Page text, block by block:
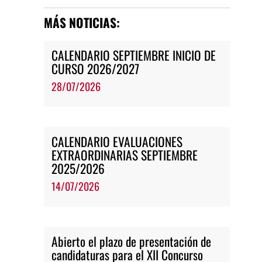
MÁS NOTICIAS:
CALENDARIO SEPTIEMBRE INICIO DE
CURSO 2026/2027
28/07/2026
CALENDARIO EVALUACIONES
EXTRAORDINARIAS SEPTIEMBRE
2025/2026
14/07/2026
Abierto el plazo de presentación de
candidaturas para el XII Concurso